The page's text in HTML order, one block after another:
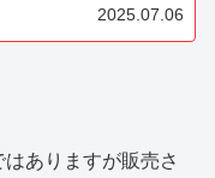
2025.07.06
ありますが販売さ